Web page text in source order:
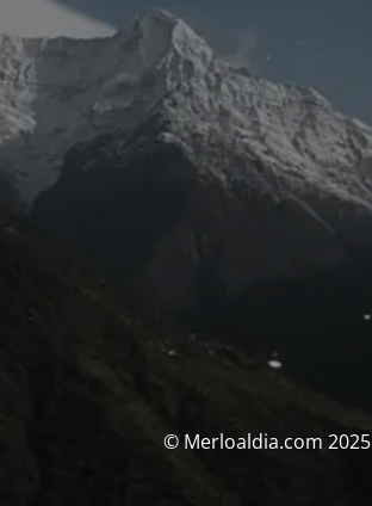
© Merloaldia.com 2025